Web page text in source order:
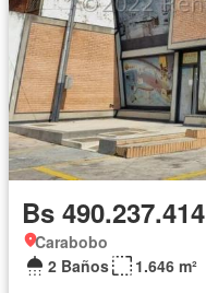
Bs 490.237.414
Carabobo
2 Baños
1.646 m²